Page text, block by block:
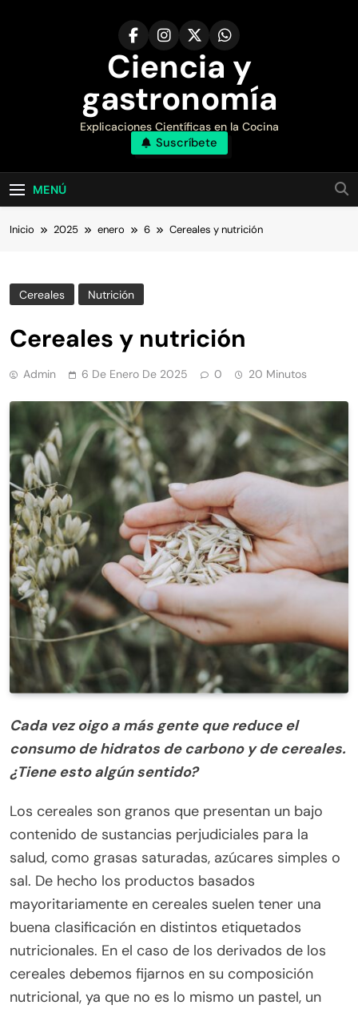
Ciencia y
gastronomía
Explicaciones Científicas en la Cocina
Suscríbete
MENÚ
Inicio 2025 enero 6 Cereales y nutrición
Cereales Nutrición
Cereales y nutrición
Admin 6 De Enero De 2025 0 20 Minutos
Cada vez oigo a más gente que reduce el
consumo de hidratos de carbono y de cereales.
¿Tiene esto algún sentido?
Los cereales son granos que presentan un bajo
contenido de sustancias perjudiciales para la
salud, como grasas saturadas, azúcares simples o
sal. De hecho los productos basados
mayoritariamente en cereales suelen tener una
buena clasificación en distintos etiquetados
nutricionales. En el caso de los derivados de los
cereales debemos fijarnos en su composición
nutricional, ya que no es lo mismo un pastel, un